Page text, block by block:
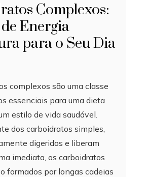
Complexos:
Energia
para o Seu Dia
complexos são uma classe
essenciais para uma dieta
estilo de vida saudável.
dos carboidratos simples,
digeridos e liberam
imediata, os carboidratos
formados por longas cadeias